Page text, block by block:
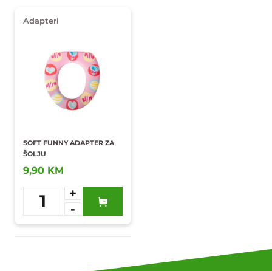
Adapteri
SOFT FUNNY ADAPTER ZA
ŠOLJU
9,90 KM
1
+
-
Dodaj u
omiljene